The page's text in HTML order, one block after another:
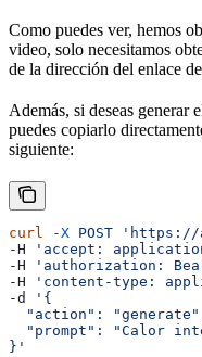
Como puedes ver, hemos
video, solo necesitamos
de la dirección del enlace
Además, si deseas generar
puedes copiarlo
siguiente:
curl -X POST 'https://
-H
'accept:
-H
'authorization:
-H
'content-type:
-d
'{
"action":
"prompt": "Calor
}'